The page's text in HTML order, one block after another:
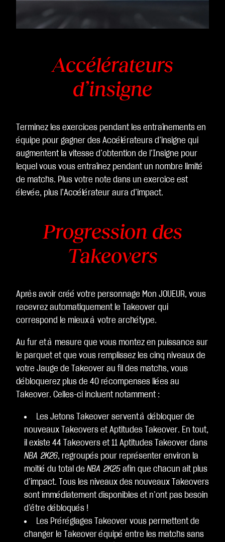
Accélérateurs
d’insigne
Terminez les exercices pendant les entraînements en
équipe pour gagner des Accélérateurs d’insigne qui
augmentent la vitesse d’obtention de l’Insigne pour
lequel vous vous entraînez pendant un nombre limité
de matchs. Plus votre note dans un exercice est
élevée, plus l’Accélérateur aura d’impact.
Progression des
Takeovers
Après avoir créé votre personnage Mon JOUEUR, vous
recevrez automatiquement le Takeover qui
correspond le mieux à votre archétype.
Au fur et à mesure que vous montez en puissance sur
le parquet et que vous remplissez les cinq niveaux de
votre Jauge de Takeover au fil des matchs, vous
débloquerez plus de 40 récompenses liées au
Takeover. Celles-ci incluent notamment :
Les Jetons Takeover servent à débloquer de
nouveaux Takeovers et Aptitudes Takeover. En tout,
il existe 44 Takeovers et 11 Aptitudes Takeover dans
NBA 2K26, regroupés pour représenter environ la
moitié du total de NBA 2K25 afin que chacun ait plus
d’impact. Tous les niveaux des nouveaux Takeovers
sont immédiatement disponibles et n’ont pas besoin
d’être débloqués !
Les Préréglages Takeover vous permettent de
changer le Takeover équipé entre les matchs sans